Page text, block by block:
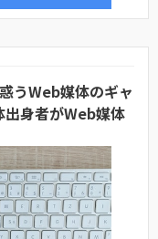
うWeb媒体のギャ
出身者がWeb媒体